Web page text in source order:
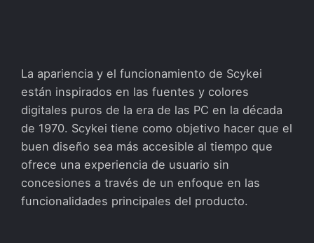
La apariencia y el funcionamiento de Scykei
están inspirados en las fuentes y colores
digitales puros de la era de las PC en la década
de 1970. Scykei tiene como objetivo hacer que el
buen diseño sea más accesible al tiempo que
ofrece una experiencia de usuario sin
concesiones a través de un enfoque en las
funcionalidades principales del producto.